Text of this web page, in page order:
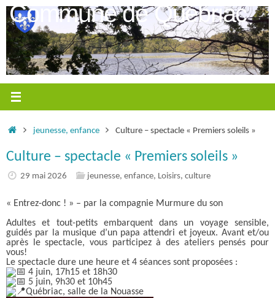
Passer
contenu
Commune de Québriac
Accueiljeunesse, enfance Culture – spectacle « Premiers soleils »
Culture – spectacle « Premiers soleils »
29 mai 2026 jeunesse, enfance, Loisirs, culture
« Entrez-donc ! » – par la compagnie Murmure du son
Adultes et tout-petits embarquent dans un voyage sensible,
guidés par la musique d’un papa attendri et joyeux. Avant et/ou
après le spectacle, vous participez à des ateliers pensés pour
vous!
Le spectacle dure une heure et 4 séances sont proposées :
4 juin, 17h15 et 18h30
5 juin, 9h30 et 10h45
Québriac, salle de la Nouasse